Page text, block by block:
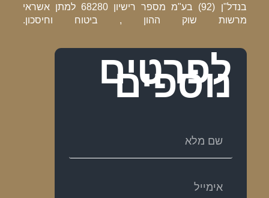
בנדל"ן (92) בע"מ מספר רישיון 68280 למתן אשראי
מרשות שוק ההון , ביטוח וחיסכון.
לפרטים
נוספים